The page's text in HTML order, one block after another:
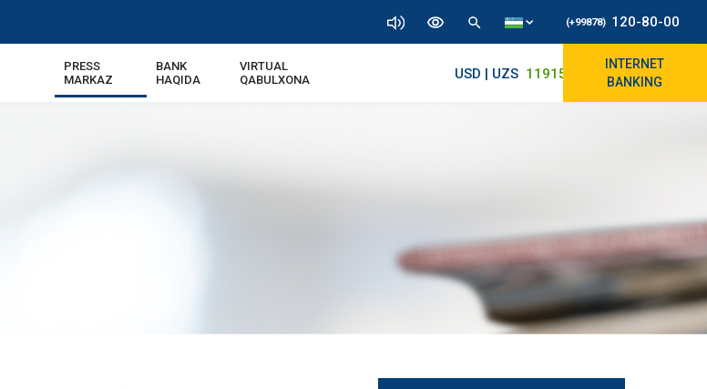
(+99878) 120-80-00
PRESS
MARKAZ
BANK
HAQIDA
VIRTUAL
QABULXONA
USD | UZS 11915.64 11890/12010
INTERNET
BANKING